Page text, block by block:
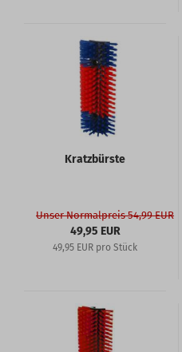
Kratzbürste
Unser Normalpreis 54,99 EUR
49,95 EUR
49,95 EUR pro Stück